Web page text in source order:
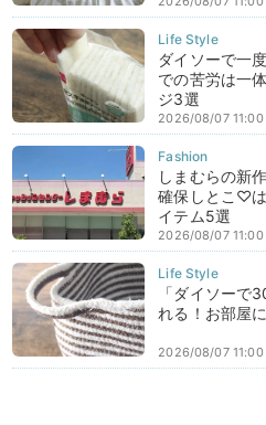
ダイソーで一
での苦労は一
ジ3選
2026/08/07 11:00
しまむらの新
確保しとこ♡
イテム5選
2026/08/07 11:00
「ダイソーで
れる！お部屋
2026/08/07 11:00